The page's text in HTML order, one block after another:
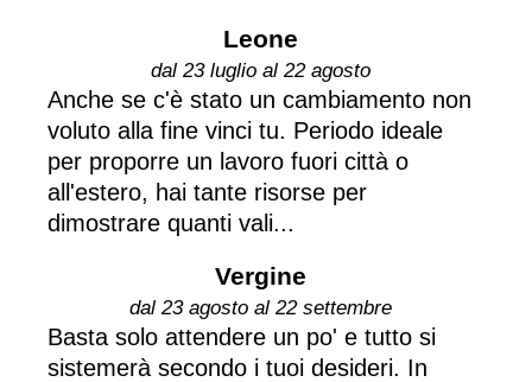
Leone
dal 23 luglio al 22 agosto
Anche se c'è stato un cambiamento non
voluto alla fine vinci tu. Periodo ideale
per proporre un lavoro fuori città o
all'estero, hai tante risorse per
dimostrare quanti vali...
Vergine
dal 23 agosto al 22 settembre
Basta solo attendere un po' e tutto si
sistemerà secondo i tuoi desideri. In